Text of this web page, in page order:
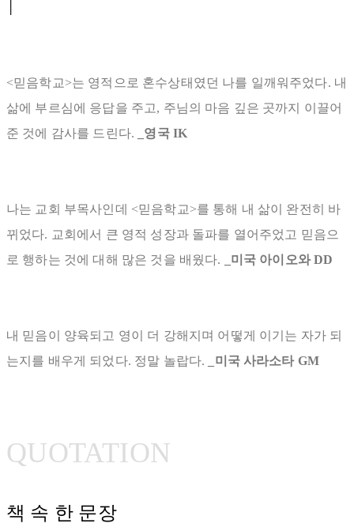
<믿음학교>는 영적으로 혼수상태였던 나를 일깨워주었다. 내
삶에 부르심에 응답을 주고, 주님의 마음 깊은 곳까지 이끌어
준 것에 감사를 드린다.
_영국 IK
나는 교회 부목사인데 <믿음학교>를 통해 내 삶이 완전히 바
뀌었다. 교회에서 큰 영적 성장과 돌파를 열어주었고 믿음으
로 행하는 것에 대해 많은 것을 배웠다.
_미국 아이오와 DD
내 믿음이 양육되고 영이 더 강해지며 어떻게 이기는 자가 되
는지를 배우게 되었다. 정말 놀랍다.
_미국 사라소타 GM
QUOTATION
책 속 한 문장